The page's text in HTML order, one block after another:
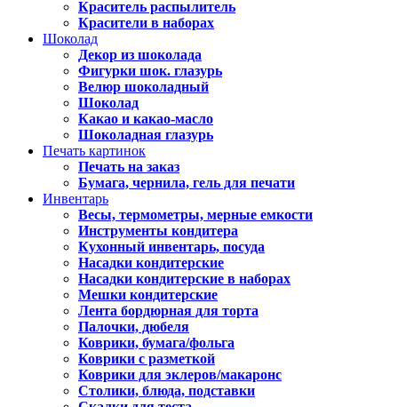
Краситель распылитель
Красители в наборах
Шоколад
Декор из шоколада
Фигурки шок. глазурь
Велюр шоколадный
Шоколад
Какао и какао-масло
Шоколадная глазурь
Печать картинок
Печать на заказ
Бумага, чернила, гель для печати
Инвентарь
Весы, термометры, мерные емкости
Инструменты кондитера
Кухонный инвентарь, посуда
Насадки кондитерские
Насадки кондитерские в наборах
Мешки кондитерские
Лента бордюрная для торта
Палочки, дюбеля
Коврики, бумага/фольга
Коврики с разметкой
Коврики для эклеров/макаронс
Столики, блюда, подставки